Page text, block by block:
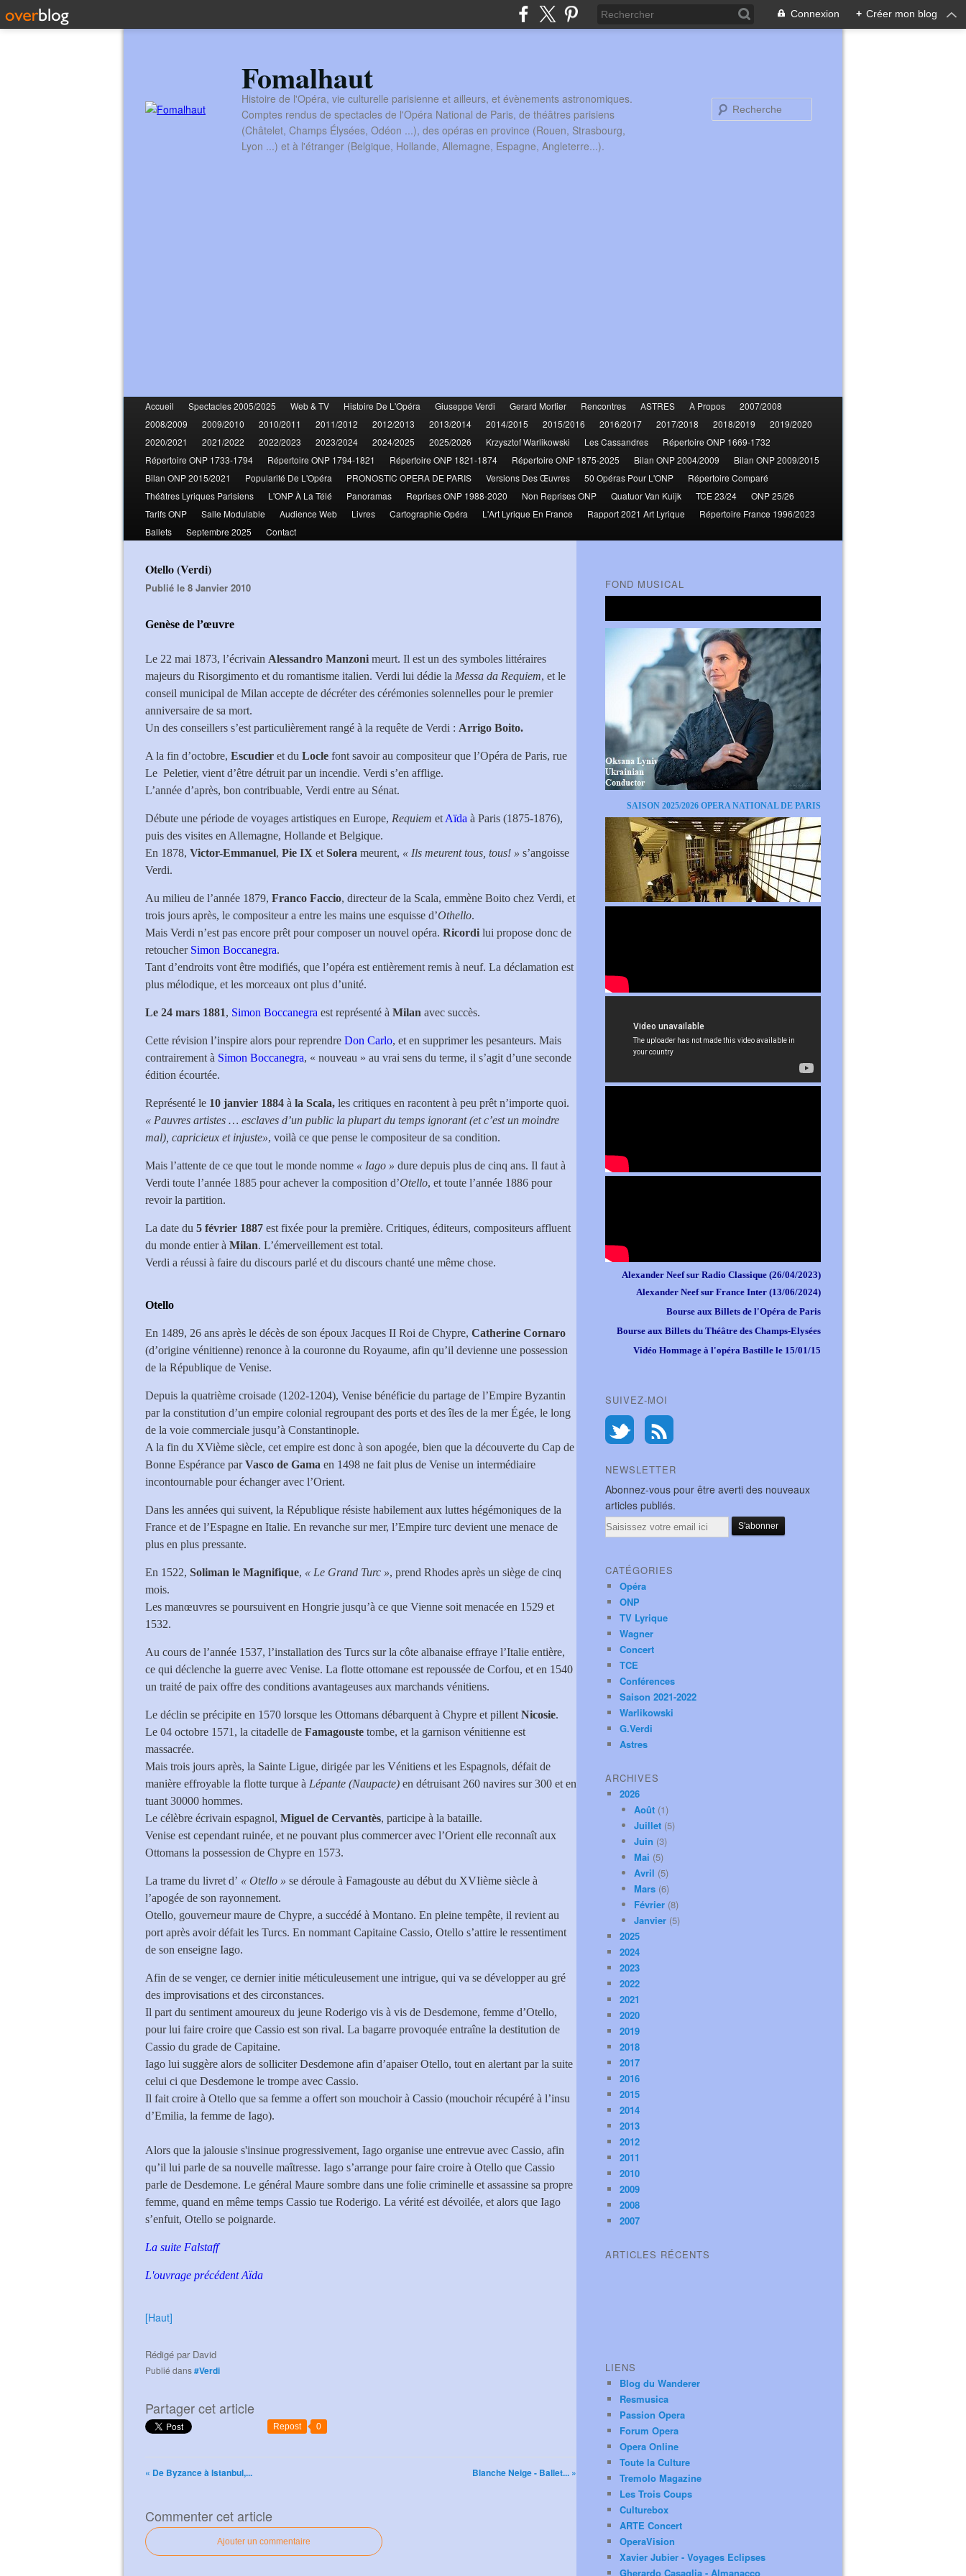
Connexion + Créer mon blog
Fomalhaut
Histoire de l'Opéra, vie culturelle parisienne et ailleurs, et évènements astronomiques.
Comptes rendus de spectacles de l'Opéra National de Paris, de théâtres parisiens
(Châtelet, Champs Élysées, Odéon ...), des opéras en province (Rouen, Strasbourg,
Lyon ...) et à l'étranger (Belgique, Hollande, Allemagne, Espagne, Angleterre...).
Accueil Spectacles 2005/2025 Web & TV Histoire De L'Opéra Giuseppe Verdi Gerard Mortier Rencontres ASTRES À Propos
2007/2008
2008/2009
2009/2010 2010/2011 2011/2012 2012/2013 2013/2014 2014/2015 2015/2016 2016/2017 2017/2018 2018/2019
2019/2020
2020/2021
2021/2022 2022/2023 2023/2024 2024/2025 2025/2026 Krzysztof Warlikowski Les Cassandres
Répertoire ONP 1669-1732
Répertoire ONP 1733-1794
Répertoire ONP 1794-1821 Répertoire ONP 1821-1874 Répertoire ONP 1875-2025 Bilan ONP 2004/2009
Bilan ONP 2009/2015
Bilan ONP 2015/2021
Popularité De L'Opéra PRONOSTIC OPERA DE PARIS Versions Des Œuvres 50 Opéras Pour L'ONP
Répertoire Comparé
Théâtres Lyriques Parisiens
L'ONP À La Télé Panoramas Reprises ONP 1988-2020 Non Reprises ONP Quatuor Van Kuijk TCE 23/24
ONP 25/26
Tarifs ONP
Salle Modulable Audience Web Livres Cartographie Opéra L'Art Lyrique En France Rapport 2021 Art Lyrique
Répertoire France 1996/2023
Ballets
Septembre 2025 Contact
Otello (Verdi)
Publié le 8 Janvier 2010
Genèse de l’œuvre
Le 22 mai 1873, l’écrivain Alessandro Manzoni meurt. Il est un des symboles littéraires
majeurs du Risorgimento et du romantisme italien. Verdi lui dédie la Messa da Requiem, et le
conseil municipal de Milan accepte de décréter des cérémonies solennelles pour le premier
anniversaire de sa mort.
Un des conseillers s’est particulièrement rangé à la requête de Verdi : Arrigo Boito.
A la fin d’octobre, Escudier et du Locle font savoir au compositeur que l’Opéra de Paris, rue
Le Peletier, vient d’être détruit par un incendie. Verdi s’en afflige.
L’année d’après, bon contribuable, Verdi entre au Sénat.
Débute une période de voyages artistiques en Europe, Requiem et Aïda à Paris (1875-1876),
puis des visites en Allemagne, Hollande et Belgique.
En 1878, Victor-Emmanuel, Pie IX et Solera meurent, « Ils meurent tous, tous! » s’angoisse
Verdi.
Au milieu de l’année 1879, Franco Faccio, directeur de la Scala, emmène Boito chez Verdi, et
trois jours après, le compositeur a entre les mains une esquisse d’Othello.
Mais Verdi n’est pas encore prêt pour composer un nouvel opéra. Ricordi lui propose donc de
retoucher Simon Boccanegra.
Tant d’endroits vont être modifiés, que l’opéra est entièrement remis à neuf. La déclamation est
plus mélodique, et les morceaux ont plus d’unité.
Le 24 mars 1881, Simon Boccanegra est représenté à Milan avec succès.
Cette révision l’inspire alors pour reprendre Don Carlo, et en supprimer les pesanteurs. Mais
contrairement à Simon Boccanegra, « nouveau » au vrai sens du terme, il s’agit d’une seconde
édition écourtée.
Représenté le 10 janvier 1884 à la Scala, les critiques en racontent à peu prêt n’importe quoi.
« Pauvres artistes … esclaves d’un public la plupart du temps ignorant (et c’est un moindre
mal), capricieux et injuste», voilà ce que pense le compositeur de sa condition.
Mais l’attente de ce que tout le monde nomme « Iago » dure depuis plus de cinq ans. Il faut à
Verdi toute l’année 1885 pour achever la composition d’Otello, et toute l’année 1886 pour
revoir la partition.
La date du 5 février 1887 est fixée pour la première. Critiques, éditeurs, compositeurs affluent
du monde entier à Milan. L’émerveillement est total.
Verdi a réussi à faire du discours parlé et du discours chanté une même chose.
Otello
En 1489, 26 ans après le décès de son époux Jacques II Roi de Chypre, Catherine Cornaro
(d’origine vénitienne) renonce à la couronne du Royaume, afin qu’il devienne une possession
de la République de Venise.
Depuis la quatrième croisade (1202-1204), Venise bénéficie du partage de l’Empire Byzantin
par la constitution d’un empire colonial regroupant des ports et des îles de la mer Égée, le long
de la voie commerciale jusqu’à Constantinople.
A la fin du XVième siècle, cet empire est donc à son apogée, bien que la découverte du Cap de
Bonne Espérance parVasco de Gama en 1498 ne fait plus de Venise un intermédiaire
incontournable pour échanger avec l’Orient.
Dans les années qui suivent, la République résiste habilement aux luttes hégémoniques de la
France et de l’Espagne en Italie. En revanche sur mer, l’Empire turc devient une menace de
plus en plus pressante.
En 1522, Soliman le Magnifique, « Le Grand Turc », prend Rhodes après un siège de cinq
mois.
Les manœuvres se poursuivent en Hongrie jusqu’à ce que Vienne soit menacée en 1529 et
1532.
Au cours de l’année 1537, l’installation des Turcs sur la côte albanaise effraye l’Italie entière,
ce qui déclenche la guerre avec Venise. La flotte ottomane est repoussée de Corfou, et en 1540
un traité de paix offre des conditions avantageuses aux marchands vénitiens.
Le déclin se précipite en 1570 lorsque les Ottomans débarquent à Chypre et pillent Nicosie.
Le 04 octobre 1571, la citadelle de Famagouste tombe, et la garnison vénitienne est
massacrée.
Mais trois jours après, la Sainte Ligue, dirigée par les Vénitiens et les Espagnols, défait de
manière effroyable la flotte turque à Lépante (Naupacte) en détruisant 260 navires sur 300 et en
tuant 30000 hommes.
Le célèbre écrivain espagnol, Miguel de Cervantès, participe à la bataille.
Venise est cependant ruinée, et ne pouvant plus commercer avec l’Orient elle reconnaît aux
Ottomans la possession de Chypre en 1573.
La trame du livret d’ « Otello » se déroule à Famagouste au début du XVIième siècle à
l’apogée de son rayonnement.
Otello, gouverneur maure de Chypre, a succédé à Montano. En pleine tempête, il revient au
port après avoir défait les Turcs. En nommant Capitaine Cassio, Otello s’attire le ressentiment
de son enseigne Iago.
Afin de se venger, ce dernier initie méticuleusement une intrigue, qui va se développer au gré
des improvisations et des circonstances.
Il part du sentiment amoureux du jeune Roderigo vis à vis de Desdemone, femme d’Otello,
pour lui faire croire que Cassio est son rival. La bagarre provoquée entraîne la destitution de
Cassio du grade de Capitaine.
Iago lui suggère alors de solliciter Desdemone afin d’apaiser Otello, tout en alertant par la suite
celui ci que Desdemone le trompe avec Cassio.
Il fait croire à Otello que sa femme a offert son mouchoir à Cassio (mouchoir récupéré à l’insu
d’Emilia, la femme de Iago).
Alors que la jalousie s'insinue progressivement, Iago organise une entrevue avec Cassio, afin
qu’il lui parle de sa nouvelle maîtresse. Iago s’arrange pour faire croire à Otello que Cassio
parle de Desdemone. Le général Maure sombre dans une folie criminelle et assassine sa propre
femme, quand en même temps Cassio tue Roderigo. La vérité est dévoilée, et alors que Iago
s’enfuit, Otello se poignarde.
La suite Falstaff
L'ouvrage précédent Aïda
[Haut]
Rédigé par David
Publié dans#Verdi
Partager cet article
Repost 0
« De Byzance à Istanbul,... Blanche Neige - Ballet... »
Commenter cet article
Ajouter un commentaire
FOND MUSICAL
SAISON 2025/2026 OPERA NATIONAL DE PARIS
Alexander Neef sur Radio Classique (26/04/2023)
Alexander Neef sur France Inter (13/06/2024)
Bourse aux Billets de l'Opéra de Paris
Bourse aux Billets du Théâtre des Champs-Elysées
Vidéo Hommage à l'opéra Bastille le 15/01/15
SUIVEZ-MOI
NEWSLETTER
Abonnez-vous pour être averti des nouveaux
articles publiés.
Email
CATÉGORIES
Opéra
ONP
TV Lyrique
Wagner
Concert
TCE
Conférences
Saison 2021-2022
Warlikowski
G.Verdi
Astres
ARCHIVES
2026
Août (1)
Juillet (5)
Juin (3)
Mai (5)
Avril (5)
Mars (6)
Février (8)
Janvier (5)
2025
2024
2023
2022
2021
2020
2019
2018
2017
2016
2015
2014
2013
2012
2011
2010
2009
2008
2007
ARTICLES RÉCENTS
LIENS
Blog du Wanderer
Resmusica
Passion Opera
Forum Opera
Opera Online
Toute la Culture
Tremolo Magazine
Les Trois Coups
Culturebox
ARTE Concert
OperaVision
Xavier Jubier - Voyages Eclipses
Gherardo Casaglia - Almanacco